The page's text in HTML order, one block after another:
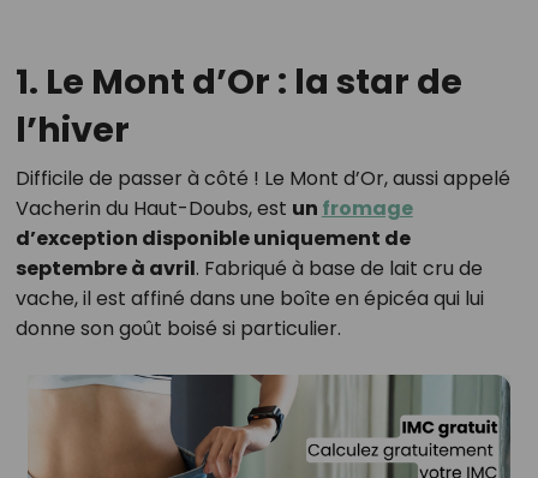
1. Le Mont d’Or : la star de
l’hiver
Difficile de passer à côté ! Le Mont d’Or, aussi appelé
Vacherin du Haut-Doubs, est un fromage
d’exception disponible uniquement de
septembre à avril. Fabriqué à base de lait cru de
vache, il est affiné dans une boîte en épicéa qui lui
donne son goût boisé si particulier.